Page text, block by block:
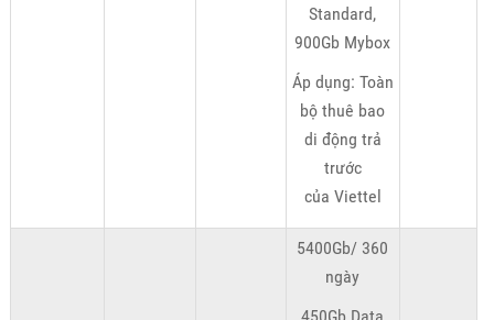
Standard,
900Gb Mybox
Áp dụng: Toàn
bộ thuê bao
di động trả
trước
của Viettel
5400Gb/ 360
ngày